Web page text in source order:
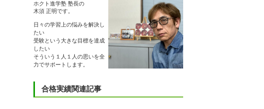
ホクト進学塾 塾長の
木須 正明です。
日々の学習上の悩みを解決し
たい
受験という大きな目標を達成
したい
そういう１人１人の思いを全
力でサポートします。
合格実績関連記事